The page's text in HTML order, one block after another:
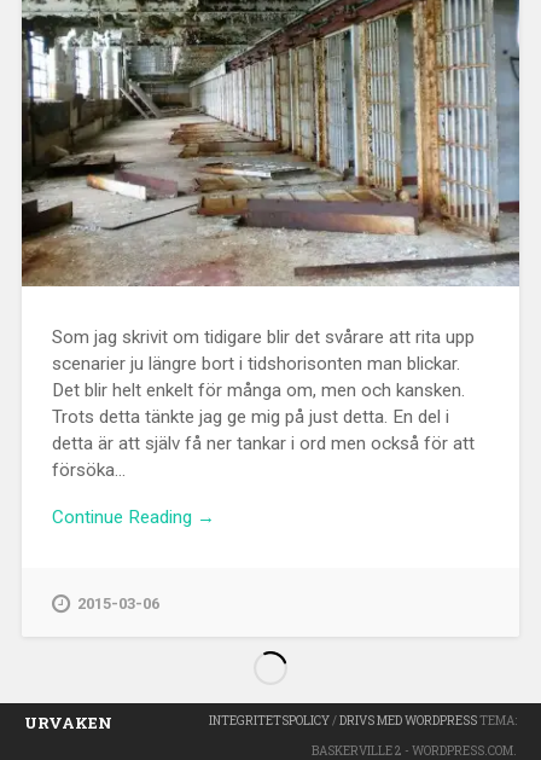
Som jag skrivit om tidigare blir det svårare att rita upp
scenarier ju längre bort i tidshorisonten man blickar.
Det blir helt enkelt för många om, men och kansken.
Trots detta tänkte jag ge mig på just detta. En del i
detta är att själv få ner tankar i ord men också för att
försöka...
Continue Reading →
2015-03-06
URVAKEN INTEGRITETSPOLICY/DRIVS MED WORDPRESSTEMA:
BASKERVILLE 2 - WORDPRESS.COM.